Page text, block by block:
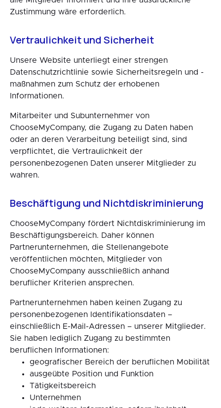
Zustimmung wäre erforderlich.
Vertraulichkeit und Sicherheit
Unsere Website unterliegt einer strengen
Datenschutzrichtlinie sowie Sicherheitsregeln und -
maßnahmen zum Schutz der erhobenen
Informationen.
Mitarbeiter und Subunternehmer von
ChooseMyCompany, die Zugang zu Daten haben
oder an deren Verarbeitung beteiligt sind, sind
verpflichtet, die Vertraulichkeit der
personenbezogenen Daten unserer Mitglieder zu
wahren.
Beschäftigung und Nichtdiskriminierung
ChooseMyCompany fördert Nichtdiskriminierung im
Beschäftigungsbereich. Daher können
Partnerunternehmen, die Stellenangebote
veröffentlichen möchten, Mitglieder von
ChooseMyCompany ausschließlich anhand
beruflicher Kriterien ansprechen.
Partnerunternehmen haben keinen Zugang zu
personenbezogenen Identifikationsdaten –
einschließlich E-Mail-Adressen – unserer Mitglieder.
Sie haben lediglich Zugang zu bestimmten
beruflichen Informationen:
geografischer Bereich der beruflichen Mobilität
ausgeübte Position und Funktion
Tätigkeitsbereich
Unternehmen